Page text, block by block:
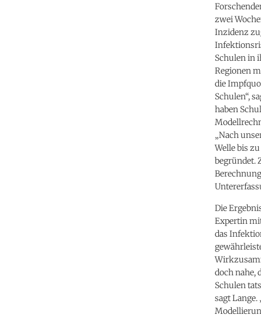
zwei
Inzidenz
Schulen in
Regionen
die
Schulen“,
haben
„Nach
Welle bis
begründet.
Die
Expertin
das
doch nahe,
Schulen
sagt